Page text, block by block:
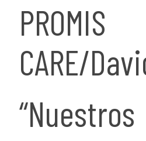
PROMIS
CARE/
“Nuestros